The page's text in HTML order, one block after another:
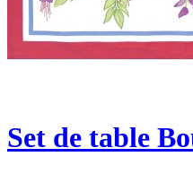
Set de table